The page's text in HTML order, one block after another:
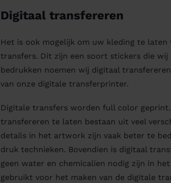
Digitaal transfereren
Het is ook mogelijk om uw kleding te
transfers. Dit zijn een soort stickers die
bedrukken noemen wij digitaal
van onze digitale transferprinter.
Digitale transfers worden full color
transfereren te laten bestaan uit veel
details in het artwork zijn vaak beter te
druk technieken. Bovendien is digitaal
geen water en chemicalien nodig zijn in
gebruikt voor het maken van de digitale